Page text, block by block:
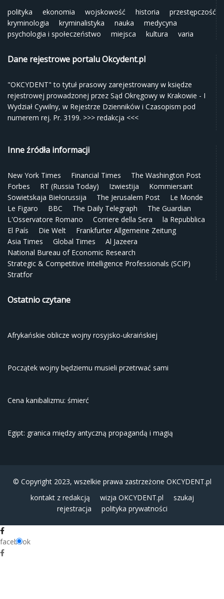
polityka ekonomia wojskowość historia
przestępczość
kryminologia
kryminalistyka nauka
medycyna
psychologia i społeczeństwo
miejsca kultura varia
Dane rejestrowe portalu Okcydent.pl
"OKCYDENT" to tytuł prasowy zarejestrowany w księdze
rejestrowej prowadzonej przez Sąd Okręgowy w Krakowie - I
Wydział Cywilny, w Rejestrze Dzienników i Czasopism pod
numerem rej. Pr. 3199. >>> redakcja <<<
Inne źródła informacji
New York Times Financial Times
The Washington Post
Forbes
RT (Russia Today) Izwiestija
Kommiersant
Sowietskaja Biełorussija
The Jerusalem Post
Le Monde
Le Figaro
BBC The Daily Telegraph
The Guardian
L'Osservatore Romano
Corriere della Sera
la Repubblica
El País
Die Welt
Frankfurter Allgemeine Zeitung
Asia Times
Global Times
Al Jazeera
National Bureau of Economic Research
Strategic & Competitive Intelligence Professionals (SCIP)
Stratfor
Ostatnio czytane
Afrykańskie oblicze wojny rosyjsko-ukraińskiej
Początek wojny będziemu musieli przetrwać sami
Cena kanibalizmu: śmierć
Egipt: granica między antyczną propagandą i magią
© Copyright 2023, wszelkie prawa zastrzeżone OKCYDENT.pl
kontakt z redakcją
wizja OKCYDENT.pl
szukaj
rejestracja
polityka prywatności
facebook